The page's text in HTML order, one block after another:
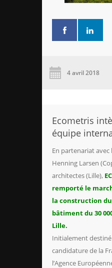
4 avril 2018
Ecometris
équipe
En partenariat avec
Henning Larsen
architectes (Lille),
remporté le
la construction
bâtiment du 30
Lille.
Initialement
candidature de la
l’Agence